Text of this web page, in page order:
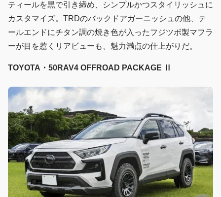
ティールを黒で引き締め、シンプルかつスタイリッシュに
カスタマイズ。TRDのバックドアガーニッシュの他、テ
ールエンドにチタン調の焼き色が入ったフジツボ製マフラ
ーが目を惹くリアビューも、魅力満点の仕上がりだ。
TOYOTA・50RAV4 OFFROAD PACKAGE Ⅱ